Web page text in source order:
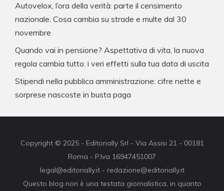
Autovelox, l’ora della verità: parte il censimento
nazionale. Cosa cambia su strade e multe dal 30
novembre
Quando vai in pensione? Aspettativa di vita, la nuova
regola cambia tutto: i veri effetti sulla tua data di uscita
Stipendi nella pubblica amministrazione: cifre nette e
sorprese nascoste in busta paga
Copyright © 2025 - Editorially Srl - Via Assisi 21 - 00181
Roma - P.Iva 16947451007
legal@editorially.it - redazione@editorially.it
Questo blog non è una testata giornalistica, in quanto